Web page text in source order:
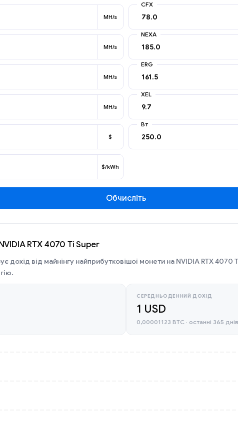
MH/s
CFX
MH/s
NEXA
MH/s
ERG
MH/s
XEL
$
Вт
$/kWh
Обчисліть
RTX 4070 Ti Super
дохід від майнінгу найприбутковішої монети на NVIDIA RTX 4070
СЕРЕДНЬОДЕННИЙ ДОХІД
1 USD
0,00001123 BTC · останні 365 днів